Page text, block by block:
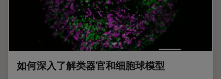
如何深入了解类器官和细胞球模型